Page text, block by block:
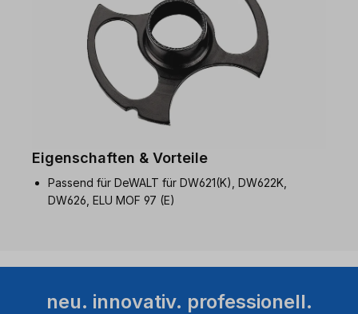
Eigenschaften & Vorteile
Passend für DeWALT für DW621(K), DW622K,
DW626, ELU MOF 97 (E)
neu. innovativ. professionell.